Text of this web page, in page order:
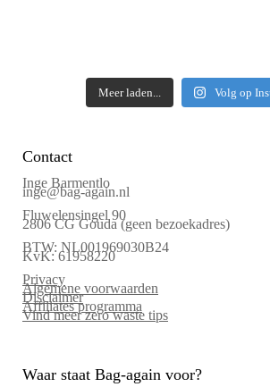
Meer laden... Volg op
Contact
Inge Barmentlo
inge@bag-again.nl
Fluwelensingel 90
2806 CG Gouda (geen bezoekadres)
BTW: NL001969030B24
KvK: 61958220
Privacy
Algemene voorwaarden
Disclaimer
Affiliates programma
Vind meer zero waste tips
Waar staat Bag-again voor?